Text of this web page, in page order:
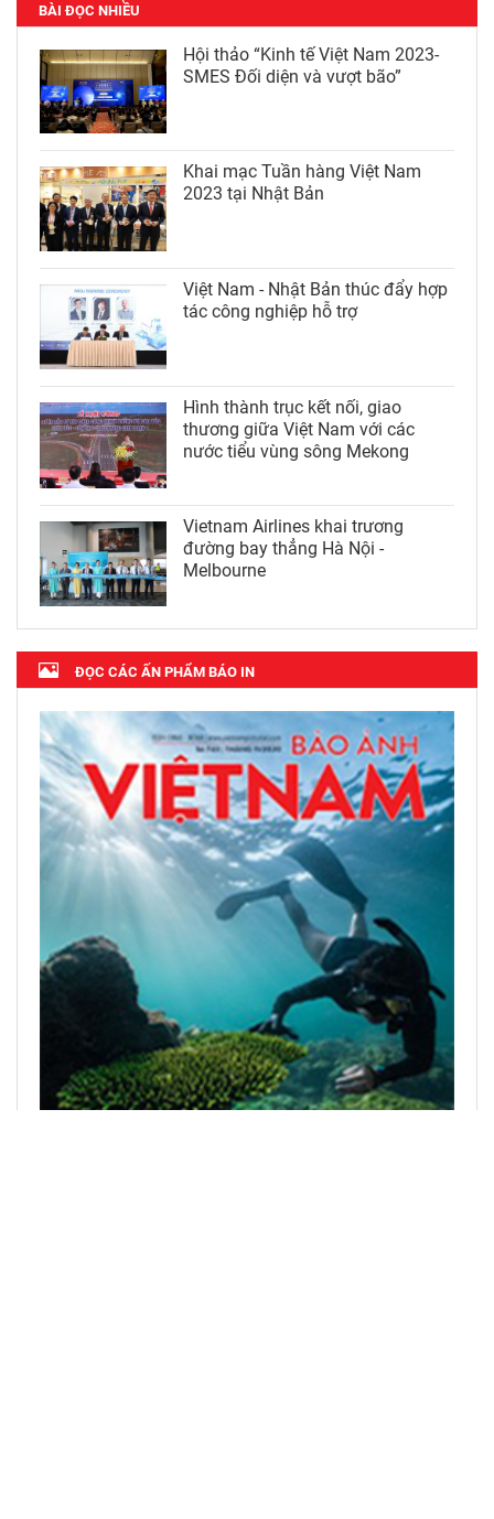
BÀI ĐỌC NHIỀU
Hội thảo “Kinh tế Việt Nam 2023-
SMES Đối diện và vượt bão”
Khai mạc Tuần hàng Việt Nam
2023 tại Nhật Bản
Việt Nam - Nhật Bản thúc đẩy hợp
tác công nghiệp hỗ trợ
Hình thành trục kết nối, giao
thương giữa Việt Nam với các
nước tiểu vùng sông Mekong
Vietnam Airlines khai trương
đường bay thẳng Hà Nội -
Melbourne
ĐỌC CÁC ẤN PHẨM BÁO IN